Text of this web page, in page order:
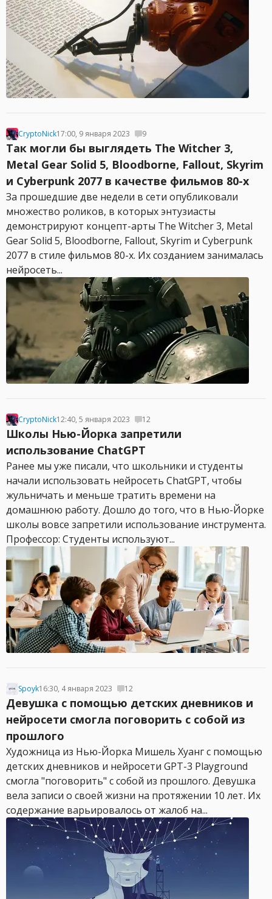
CryptoNick17:00, 9 января 2023 9
Так могли бы выглядеть The Witcher 3,
Metal Gear Solid 5, Bloodborne, Fallout, Skyrim
и Cyberpunk 2077 в качестве фильмов 80-х
За прошедшие две недели в сети опубликовали
множество роликов, в которых энтузиасты
демонстрируют концепт-арты The Witcher 3, Metal
Gear Solid 5, Bloodborne, Fallout, Skyrim и Cyberpunk
2077 в стиле фильмов 80-х. Их созданием занималась
нейросеть...
CryptoNick12:40, 5 января 2023 12
Школы Нью-Йорка запретили
использование ChatGPT
Ранее мы уже писали, что школьники и студенты
начали использовать нейросеть ChatGPT, чтобы
жульничать и меньше тратить времени на
домашнюю работу. Дошло до того, что в Нью-Йорке
школы вовсе запретили использование инструмента.
Профессор: Студенты используют...
Spoyk16:30, 4 января 2023 12
Девушка с помощью детских дневников и
нейросети смогла поговорить с собой из
прошлого
Художница из Нью-Йорка Мишель Хуанг с помощью
детских дневников и нейросети GPT-3 Playground
смогла "поговорить" с собой из прошлого. Девушка
вела записи о своей жизни на протяжении 10 лет. Их
содержание варьировалось от жалоб на...